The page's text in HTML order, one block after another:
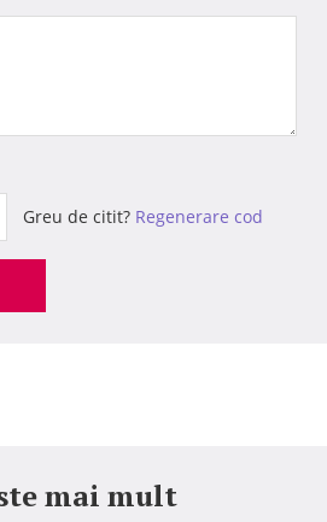
Greu de citit? Regenerare cod
mai mult